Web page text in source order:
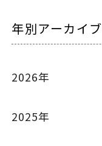
年別アーカイブ
2026年
2025年